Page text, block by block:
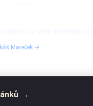
Mareček →
→